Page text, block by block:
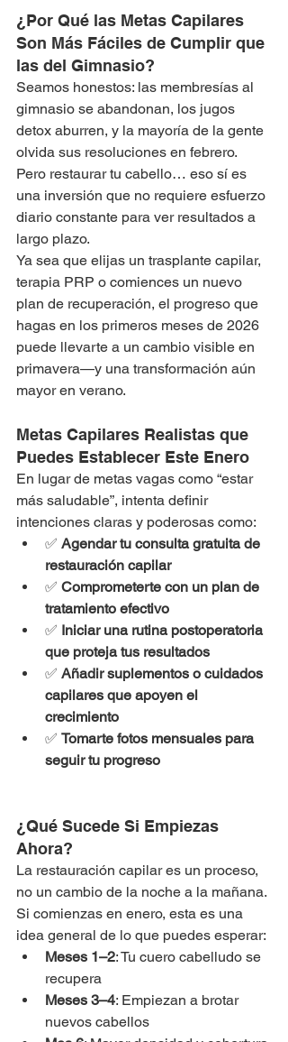
¿Por Qué las Metas Capilares
Son Más Fáciles de Cumplir que
las del Gimnasio?
Seamos honestos: las membresías al
gimnasio se abandonan, los jugos
detox aburren, y la mayoría de la gente
olvida sus resoluciones en febrero.
Pero restaurar tu cabello… eso sí es
una inversión que no requiere esfuerzo
diario constante para ver resultados a
largo plazo.
Ya sea que elijas un trasplante capilar,
terapia PRP o comiences un nuevo
plan de recuperación, el progreso que
hagas en los primeros meses de 2026
puede llevarte a un cambio visible en
primavera—y una transformación aún
mayor en verano.
Metas Capilares Realistas que
Puedes Establecer Este Enero
En lugar de metas vagas como “estar
más saludable”, intenta definir
intenciones claras y poderosas como:
✅ Agendar tu consulta gratuita de
restauración capilar
✅ Comprometerte con un plan de
tratamiento efectivo
✅ Iniciar una rutina postoperatoria
que proteja tus resultados
✅ Añadir suplementos o cuidados
capilares que apoyen el
crecimiento
✅ Tomarte fotos mensuales para
seguir tu progreso
¿Qué Sucede Si Empiezas
Ahora?
La restauración capilar es un proceso,
no un cambio de la noche a la mañana.
Si comienzas en enero, esta es una
idea general de lo que puedes esperar:
Meses 1–2: Tu cuero cabelludo se
recupera
Meses 3–4: Empiezan a brotar
nuevos cabellos